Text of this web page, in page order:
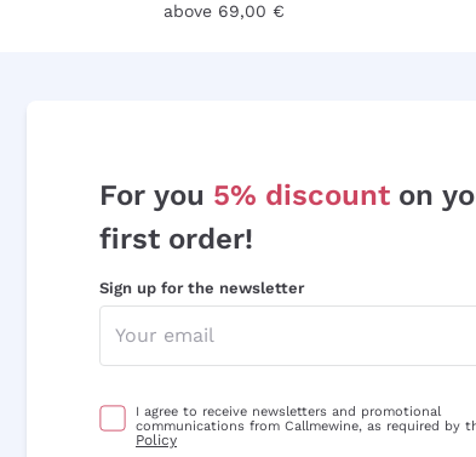
above 69,00 €
For you 5% discount on
first order!
Sign up for the newsletter
I agree to receive newsletters and promotional
communications from Callmewine, as required by
Policy